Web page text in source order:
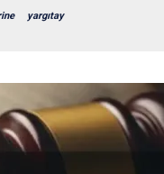
yargıtay